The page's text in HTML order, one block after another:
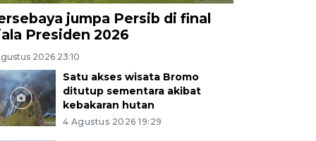
jumpa Persib di final
Presiden 2026
2026 23:10
Satu akses wisata Bromo
ditutup sementara akibat
kebakaran hutan
4 Agustus 2026 19:29